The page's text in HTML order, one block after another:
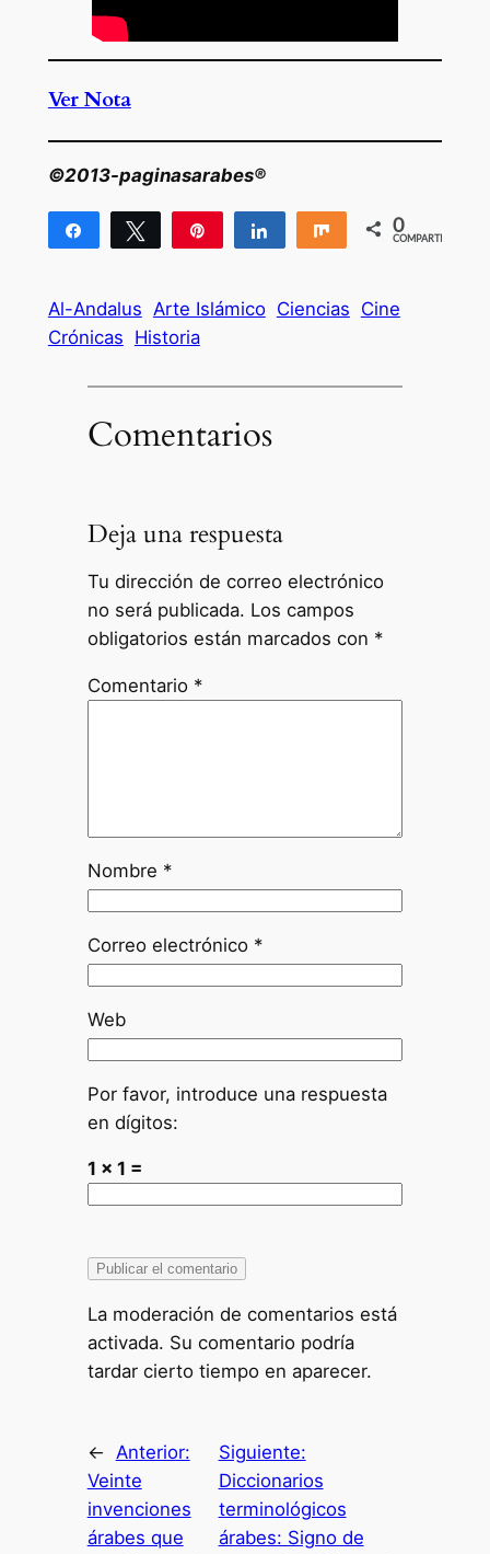
Ver Nota
©2013-paginasarabes®
Compartir Twittear Compartir Compartir
0
COMPARTIR
Al-Andalus Arte Islámico Ciencias Cine
Crónicas Historia
Comentarios
Deja una respuesta
Tu dirección de correo electrónico
no será publicada. Los campos
obligatorios están marcados con *
Comentario *
Nombre *
Correo electrónico *
Web
Por favor, introduce una respuesta
en dígitos:
1 × 1 =
La moderación de comentarios está
activada. Su comentario podría
tardar cierto tiempo en aparecer.
← Anterior:
Veinte
invenciones
árabes que
Siguiente:
Diccionarios
terminológicos
árabes: Signo de